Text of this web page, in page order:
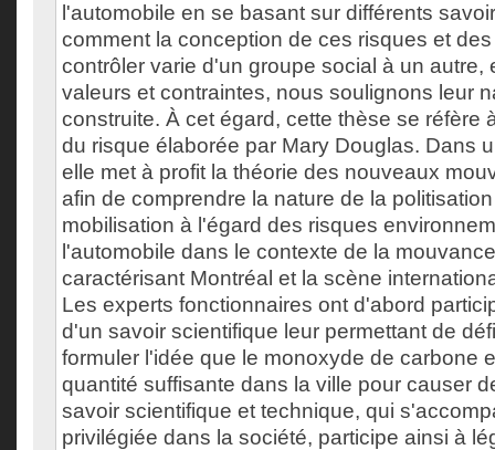
l'automobile en se basant sur différents
comment la conception de ces risques et
contrôler varie d'un groupe social à un autre,
valeurs et contraintes, nous soulignons leur
construite. À cet égard, cette thèse se réfère
du risque élaborée par Mary Douglas. Dans
elle met à profit la théorie des nouveaux
afin de comprendre la nature de la
mobilisation à l'égard des risques
l'automobile dans le contexte de la
caractérisant Montréal et la scène
Les experts fonctionnaires ont d'abord
d'un savoir scientifique leur permettant de
formuler l'idée que le monoxyde de carbone
quantité suffisante dans la ville pour causer
savoir scientifique et technique, qui
privilégiée dans la société, participe ainsi à